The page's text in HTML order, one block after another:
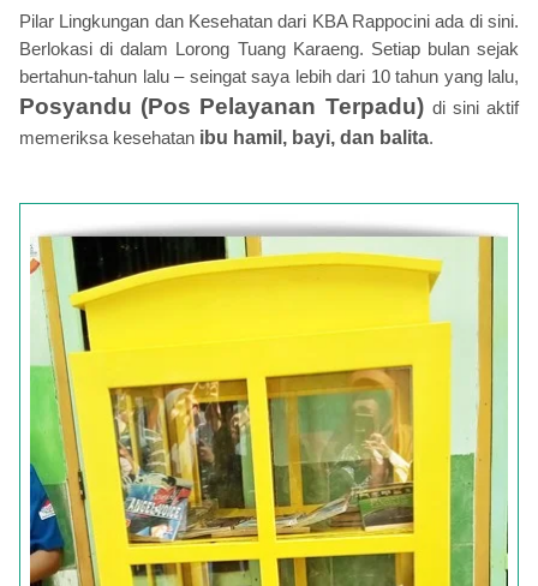
Pilar Lingkungan dan Kesehatan dari KBA Rappocini ada di sini.
Berlokasi di dalam Lorong Tuang Karaeng. Setiap bulan sejak
bertahun-tahun lalu – seingat saya lebih dari 10 tahun yang lalu,
Posyandu (Pos Pelayanan Terpadu) di sini aktif
memeriksa kesehatan ibu hamil, bayi, dan balita.